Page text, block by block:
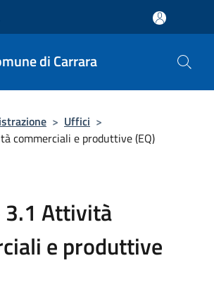
di Carrara
> Uffici >
commerciali e produttive (EQ)
3.1 Attività
e produttive